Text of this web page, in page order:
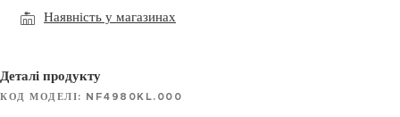
Наявність у магазинах
Деталі продукту
КОД МОДЕЛІ: NF4980KL.000